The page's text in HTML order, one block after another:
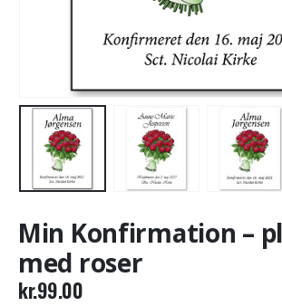
Min Konfirmation –
med roser
kr.99.00